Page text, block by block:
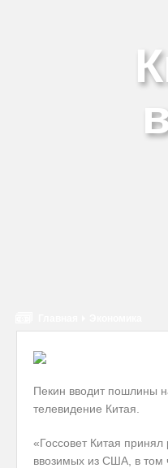
Пекин вводит пошлины
телевидение Китая.
«Госсовет Китая
ввозимых из США, в том